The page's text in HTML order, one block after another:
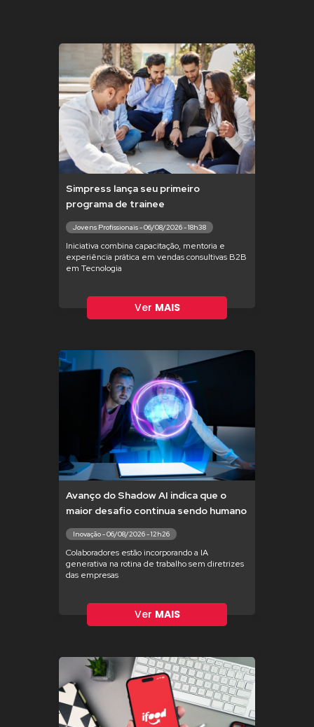
Simpress lança seu primeiro
programa de trainee
Jovens Profissionais - 06/08/2026 - 18h38
Iniciativa combina capacitação, mentoria e
experiência prática em vendas consultivas B2B
em Tecnologia
Ver MAIS
Avanço do Shadow AI indica que o
maior desafio continua sendo humano
Inovação - 06/08/2026 - 12h26
Colaboradores estão incorporando a IA
generativa na rotina de trabalho sem diretrizes
das empresas
Ver MAIS